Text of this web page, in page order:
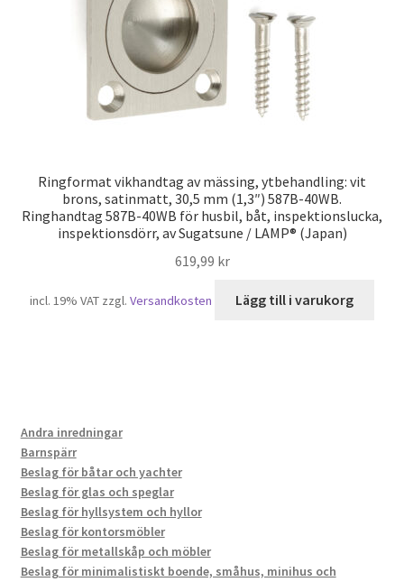
Ringformat vikhandtag av mässing, ytbehandling: vit
brons, satinmatt, 30,5 mm (1,3″) 587B-40WB.
Ringhandtag 587B-40WB för husbil, båt, inspektionslucka,
inspektionsdörr, av Sugatsune / LAMP® (Japan)
619,99 kr
incl. 19% VAT zzgl.Versandkosten Lägg till i varukorg
Andra inredningar
Barnspärr
Beslag för båtar och yachter
Beslag för glas och speglar
Beslag för hyllsystem och hyllor
Beslag för kontorsmöbler
Beslag för metallskåp och möbler
Beslag för minimalistiskt boende, småhus, minihus och